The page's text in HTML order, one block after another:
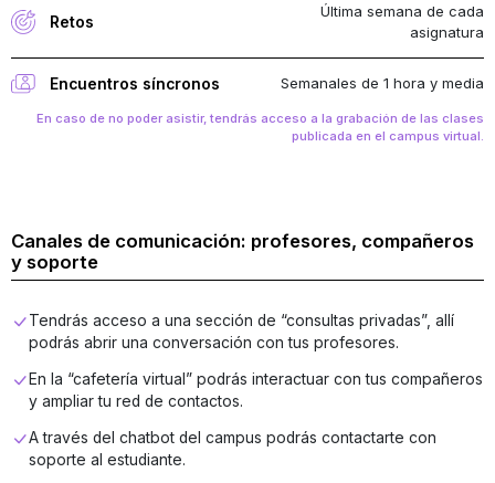
Retos
Última semana de cada
asignatura
Encuentros síncronos Semanales de 1 hora y media
En caso de no poder asistir, tendrás acceso a la grabación de las clases
publicada en el campus virtual.
Canales de comunicación: profesores, compañeros
y soporte
Tendrás acceso a una sección de “consultas privadas”, allí
podrás abrir una conversación con tus profesores.
En la “cafetería virtual” podrás interactuar con tus compañeros
y ampliar tu red de contactos.
A través del chatbot del campus podrás contactarte con
soporte al estudiante.